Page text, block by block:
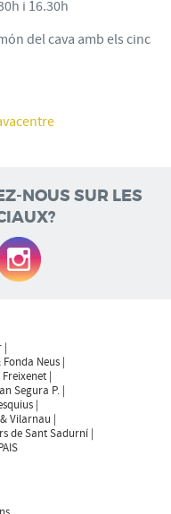
i 16.30h
del cava amb els cinc
NOUS SUR LES
Fonda Neus
Freixenet
Segura P.
Vilarnau
de Sant Sadurní